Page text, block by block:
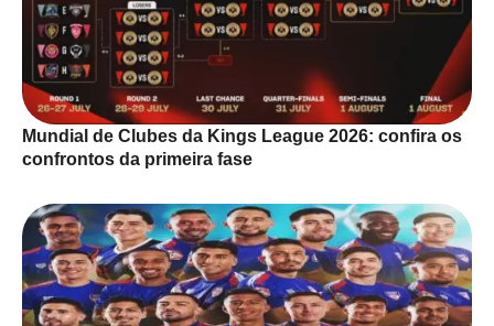
Mundial de Clubes da Kings League 2026: confira os
confrontos da primeira fase